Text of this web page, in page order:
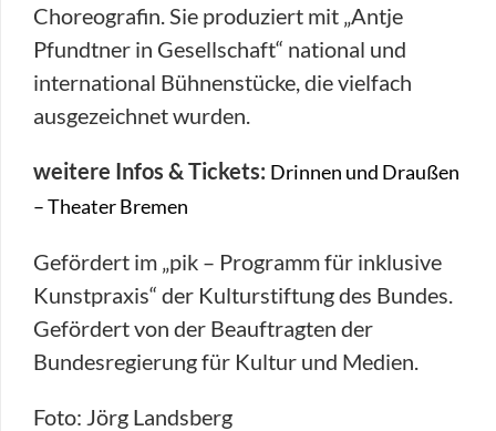
Choreografin. Sie produziert mit „Antje
Pfundtner in Gesellschaft“ national und
international Bühnenstücke, die vielfach
ausgezeichnet wurden.
weitere Infos & Tickets: Drinnen und Draußen
– Theater Bremen
Gefördert im „pik – Programm für inklusive
Kunstpraxis“ der Kulturstiftung des Bundes.
Gefördert von der Beauftragten der
Bundesregierung für Kultur und Medien.
Foto: Jörg Landsberg